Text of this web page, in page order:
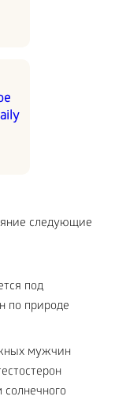
следующие
под
по природе
мужчин